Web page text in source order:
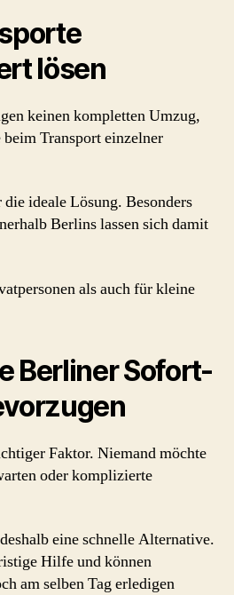
lösen
keinen kompletten Umzug,
Transport einzelner
ideale Lösung. Besonders
Berlins lassen sich damit
als auch für kleine
Berliner Sofort-
Faktor. Niemand möchte
oder komplizierte
eine schnelle Alternative.
Hilfe und können
am selben Tag erledigen